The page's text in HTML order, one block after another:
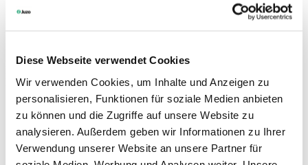
Diese Webseite verwendet Cookies
Wir verwenden Cookies, um Inhalte und Anzeigen zu
personalisieren, Funktionen für soziale Medien anbieten
zu können und die Zugriffe auf unsere Website zu
analysieren. Außerdem geben wir Informationen zu Ihrer
Verwendung unserer Website an unsere Partner für
Hier finden Sie unsere aktuellen Pressemitteilungen. Bei weiteren
Kontaktdaten finden Sie untenstehend.